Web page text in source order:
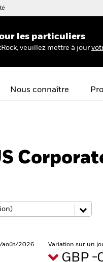
les particuliers
veuillez mettre à jour
Nous connaître
août/2026 Variation sur un
GBP -